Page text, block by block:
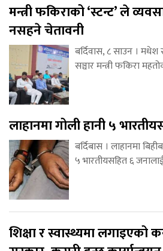
मन्त्री फकिराको ‘स्टन्ट’ ले
नसहने चेतावनी
बर्दिवास, ८ साउन ।
सञ्चार मन्त्री फकिरा
लाहानमा गोली हानी ५
बर्दिबास । लाहानमा
५ भारतीयसहित ६
शिक्षा र स्वास्थ्यमा लगाइएको